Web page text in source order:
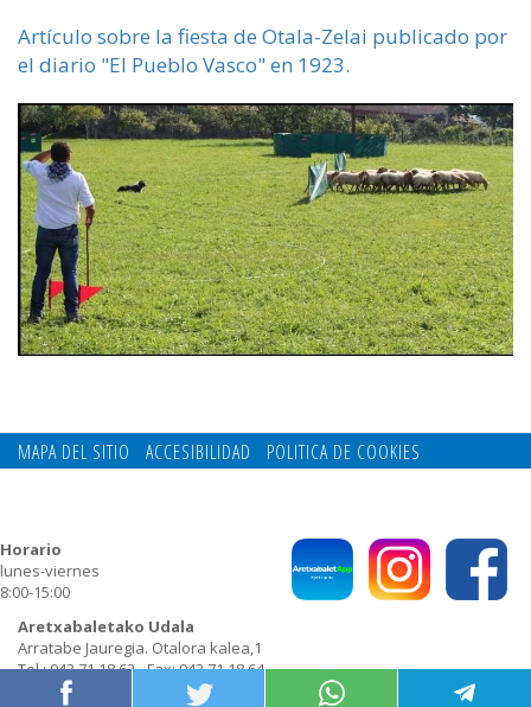
Artículo sobre la fiesta de Otala-Zelai publicado por
el diario "El Pueblo Vasco" en 1923.
MAPA DEL SITIO ACCESIBILIDAD
POLITICA DE COOKIES
Aretxabaletako Udala
Arratabe Jauregia. Otalora kalea,1
Tel.: 943 71 18 62 - Fax: 943 71 18 64
E-mail:udala@aretxabaleta.eus
Horario
lunes-viernes
8:00-15:00